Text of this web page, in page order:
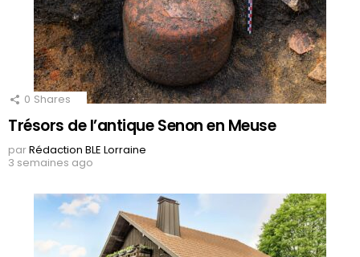
0 Shares
Trésors de l’antique Senon en Meuse
parRédaction BLE Lorraine
3 semaines ago